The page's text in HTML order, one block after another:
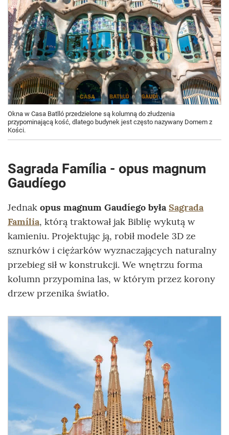
Okna w Casa Batlló przedzielone są kolumną do złudzenia
przypominającą kość, dlatego budynek jest często nazywany Domem z
Kości.
Sagrada Família - opus magnum
Gaudíego
Jednak opus magnum Gaudíego byłaSagrada
Família, którą traktował jak Biblię wykutą w
kamieniu. Projektując ją, robił modele 3D ze
sznurków i ciężarków wyznaczających naturalny
przebieg sił w konstrukcji. We wnętrzu forma
kolumn przypomina las, w którym przez korony
drzew przenika światło.